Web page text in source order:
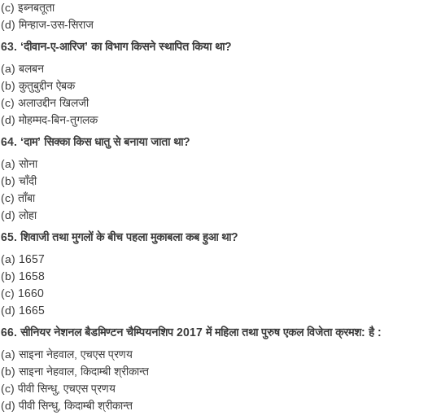
(c) इब्नबतूता
(d) मिन्हाज-उस-सिराज
63. ‘दीवान-ए-आरिज’ का विभाग किसने स्थापित किया था?
(a) बलबन
(b) कुतुबुद्दीन ऐबक
(c) अलाउद्दीन खिलजी
(d) मोहम्मद-बिन-तुगलक
64. ‘दाम’ सिक्का किस धातु से बनाया जाता था?
(a) सोना
(b) चाँदी
(c) ताँबा
(d) लोहा
65. शिवाजी तथा मुगलों के बीच पहला मुकाबला कब हुआ था?
(a) 1657
(b) 1658
(c) 1660
(d) 1665
66. सीनियर नेशनल बैडमिण्टन चैम्पियनशिप 2017 में महिला तथा पुरुष एकल विजेता क्रमश: है :
(a) साइना नेहवाल, एचएस प्रणय
(b) साइना नेहवाल, किदाम्बी श्रीकान्त
(c) पीवी सिन्धु, एचएस प्रणय
(d) पीवी सिन्धु, किदाम्बी श्रीकान्त